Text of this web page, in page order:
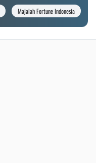
Majalah Fortune Indonesia